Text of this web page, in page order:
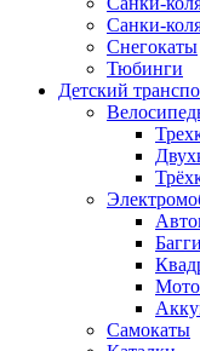
Санки-
Снегокаты
Тюбинги
Детский
Багги
Самокаты